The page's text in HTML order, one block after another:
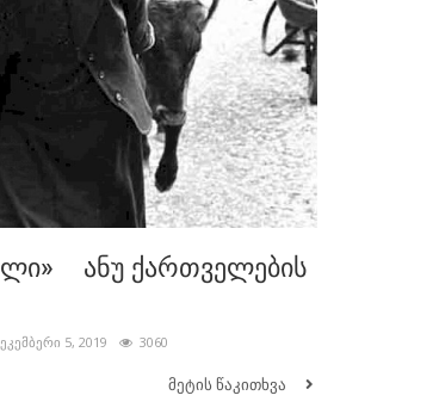
ანუ ქართველების
5, 2019 3060
მეტის წაკითხვა